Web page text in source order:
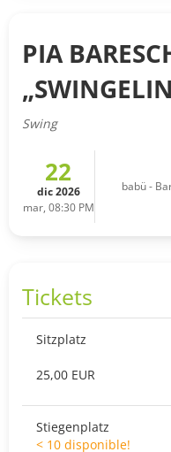
PIA
Swing
22
dic 2026
mar, 08:30 PM
babü -
Tickets
Sitzplatz
25,00 EUR
Stiegenplatz
< 10 disponible!